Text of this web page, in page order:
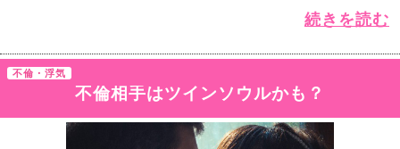
続きを読む
不倫・浮気
不倫相手はツインソウルかも？